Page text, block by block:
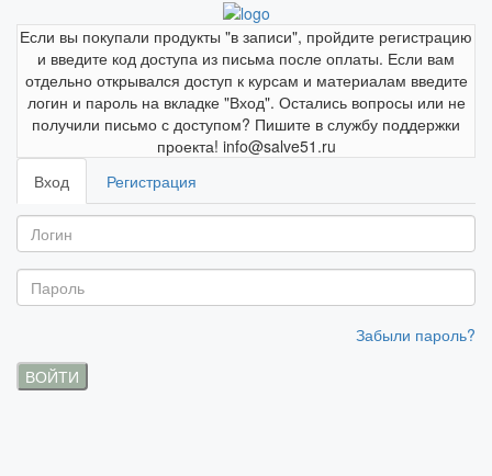
Если вы покупали продукты "в записи", пройдите регистрацию
и введите код доступа из письма после оплаты. Если вам
отдельно открывался доступ к курсам и материалам введите
логин и пароль на вкладке "Вход". Остались вопросы или не
получили письмо с доступом? Пишите в службу поддержки
проекта! info@salve51.ru
Вход
Регистрация
Забыли пароль?
ВОЙТИ